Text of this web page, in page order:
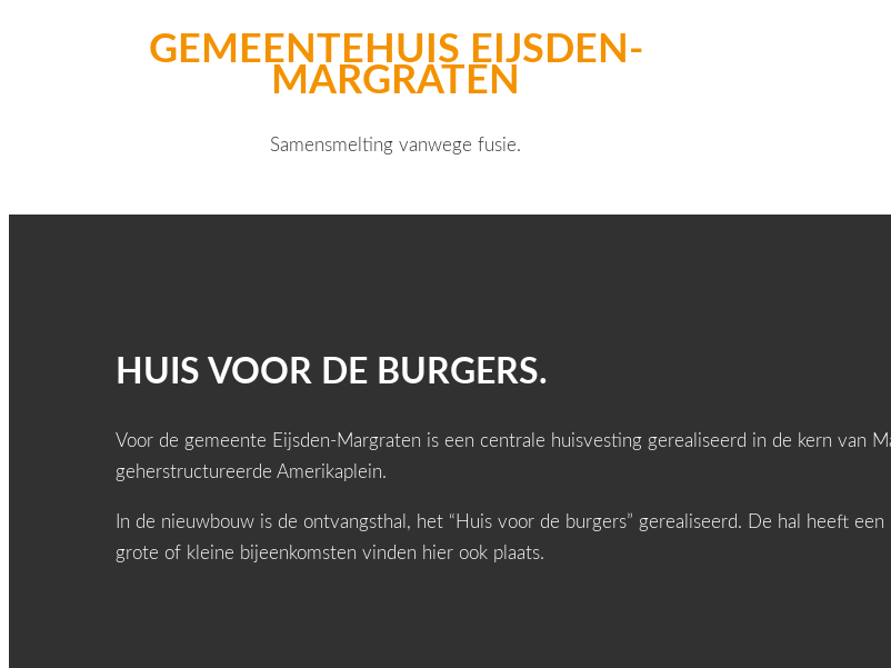
GEMEENTEHUIS EIJSDEN-
MARGRATEN
Samensmelting vanwege fusie.
HUIS VOOR DE BURGERS.
Voor de gemeente Eijsden-Margraten is een centrale huisvesting gerealiseerd in de kern van
geherstructureerde Amerikaplein.
In de nieuwbouw is de ontvangsthal, het “Huis voor de burgers” gerealiseerd. De hal heeft
grote of kleine bijeenkomsten vinden hier ook plaats.